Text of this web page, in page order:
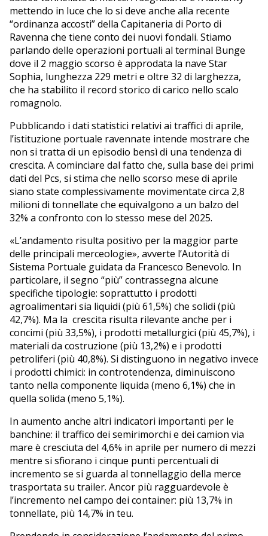
mettendo in luce che lo si deve anche alla recente
“ordinanza accosti” della Capitaneria di Porto di
Ravenna che tiene conto dei nuovi fondali. Stiamo
parlando delle operazioni portuali al terminal Bunge
dove il 2 maggio scorso è approdata la nave Star
Sophia, lunghezza 229 metri e oltre 32 di larghezza,
che ha stabilito il record storico di carico nello scalo
romagnolo.
Pubblicando i dati statistici relativi ai traffici di aprile,
l’istituzione portuale ravennate intende mostrare che
non si tratta di un episodio bensì di una tendenza di
crescita. A cominciare dal fatto che, sulla base dei primi
dati del Pcs, si stima che nello scorso mese di aprile
siano state complessivamente movimentate circa 2,8
milioni di tonnellate che equivalgono a un balzo del
32% a confronto con lo stesso mese del 2025.
«L’andamento risulta positivo per la maggior parte
delle principali merceologie», avverte l’Autorità di
Sistema Portuale guidata da Francesco Benevolo. In
particolare, il segno “più” contrassegna alcune
specifiche tipologie: soprattutto i prodotti
agroalimentari sia liquidi (più 61,5%) che solidi (più
42,7%). Ma la crescita risulta rilevante anche per i
concimi (più 33,5%), i prodotti metallurgici (più 45,7%), i
materiali da costruzione (più 13,2%) e i prodotti
petroliferi (più 40,8%). Si distinguono in negativo invece
i prodotti chimici: in controtendenza, diminuiscono
tanto nella componente liquida (meno 6,1%) che in
quella solida (meno 5,1%).
In aumento anche altri indicatori importanti per le
banchine: il traffico dei semirimorchi e dei camion via
mare è cresciuta del 4,6% in aprile per numero di mezzi
mentre si sfiorano i cinque punti percentuali di
incremento se si guarda al tonnellaggio della merce
trasportata su trailer. Ancor più ragguardevole è
l’incremento nel campo dei container: più 13,7% in
tonnellate, più 14,7% in teu.